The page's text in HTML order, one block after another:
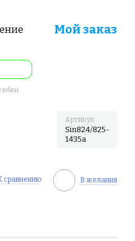
Мой заказ
юбки
Артикул
Sin824/825-
1435a
сравнению В желания